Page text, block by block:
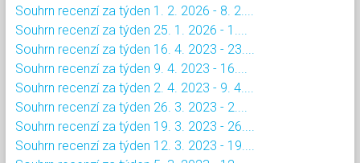
Souhrn recenzí za týden 1. 2. 2026 - 8. 2....
Souhrn recenzí za týden 25. 1. 2026 - 1....
Souhrn recenzí za týden 16. 4. 2023 - 23....
Souhrn recenzí za týden 9. 4. 2023 - 16....
Souhrn recenzí za týden 2. 4. 2023 - 9. 4....
Souhrn recenzí za týden 26. 3. 2023 - 2....
Souhrn recenzí za týden 19. 3. 2023 - 26....
Souhrn recenzí za týden 12. 3. 2023 - 19....